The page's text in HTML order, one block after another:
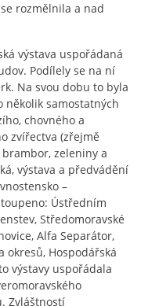
rozmělnila a nad
výstava uspořádaná
Podílely se na ní
Na svou dobu to byla
několik samostatných
chovného a
zvířectva (zřejmě
brambor, zeleniny a
výstava a předvádění
–
Ústředním
Středomoravské
Alfa Separátor,
okresů, Hospodářská
výstavy uspořádala
Zvláštností